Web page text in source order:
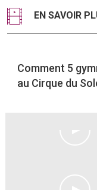
EN SAVOIR
Comment 5
au Cirque du